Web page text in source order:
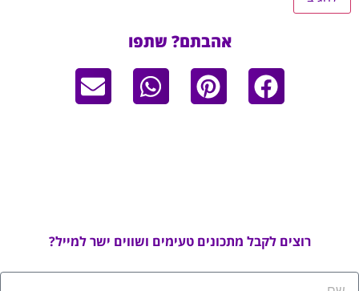
אהבתם? שתפו
רוצים לקבל מתכונים טעימים ושווים ישר למייל?